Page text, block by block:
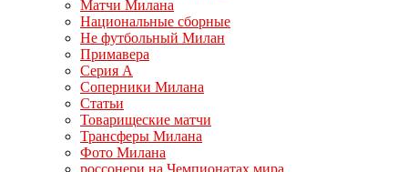
Матчи Милана
Национальные сборные
Не футбольный Милан
Примавера
Серия А
Соперники Милана
Статьи
Товарищеские матчи
Трансферы Милана
Фото Милана
россонери на Чемпионатах мира